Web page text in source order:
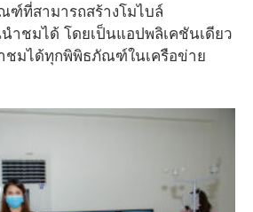
ที่สามารถสร้างโมไบล์
ำชมได้ โดยเป็นแอปพลิเคชันเดียว
ชมได้ทุกพิพิธภัณฑ์ในเครือข่าย